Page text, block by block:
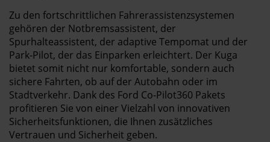
Zu den fortschrittlichen Fahrerassistenzsystemen
gehören der Notbremsassistent, der
Spurhalteassistent, der adaptive Tempomat und der
Park-Pilot, der das Einparken erleichtert. Der Kuga
bietet somit nicht nur komfortable, sondern auch
sichere Fahrten, ob auf der Autobahn oder im
Stadtverkehr. Dank des Ford Co-Pilot360 Pakets
profitieren Sie von einer Vielzahl von innovativen
Sicherheitsfunktionen, die Ihnen zusätzliches
Vertrauen und Sicherheit geben.